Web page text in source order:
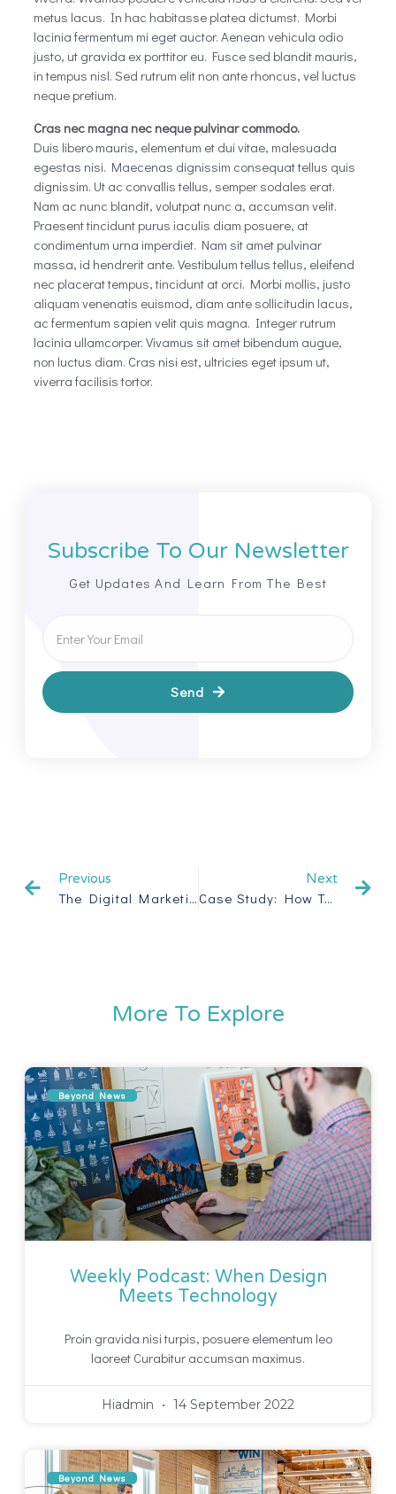
metus lacus. In hac habitasse platea dictumst. Morbi
lacinia fermentum mi eget auctor. Aenean vehicula odio
justo, ut gravida ex porttitor eu. Fusce sed blandit mauris,
in tempus nisl. Sed rutrum elit non ante rhoncus, vel luctus
neque pretium.
Cras nec magna nec neque pulvinar commodo.
Duis libero mauris, elementum et dui vitae, malesuada
egestas nisi. Maecenas dignissim consequat tellus quis
dignissim. Ut ac convallis tellus, semper sodales erat.
Nam ac nunc blandit, volutpat nunc a, accumsan velit.
Praesent tincidunt purus iaculis diam posuere, at
condimentum urna imperdiet. Nam sit amet pulvinar
massa, id hendrerit ante. Vestibulum tellus tellus, eleifend
nec placerat tempus, tincidunt at orci. Morbi mollis, justo
aliquam venenatis euismod, diam ante sollicitudin lacus,
ac fermentum sapien velit quis magna. Integer rutrum
lacinia ullamcorper. Vivamus sit amet bibendum augue,
non luctus diam. Cras nisi est, ultricies eget ipsum ut,
viverra facilisis tortor.
Subscribe To Our Newsletter
Get Updates And Learn From The Best
Send
Previous
The Digital Marketing Revolution Is Here
Next
Case Study: How To Improve SEO Scores
More To Explore
Beyond News
Weekly Podcast: When Design
Meets Technology
Proin gravida nisi turpis, posuere elementum leo
laoreet Curabitur accumsan maximus.
Hiadmin 14 September 2022
Beyond News